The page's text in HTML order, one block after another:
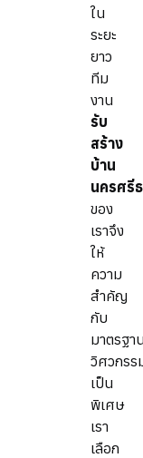
ใน
ระยะ
ยาว
ทีม
งาน
รับ
สร้าง
บ้าน
นครศรี
ของ
เราจึง
ให้
ความ
สำคัญ
กับ
มาตรฐา
วิศวกรร
เป็น
พิเศษ
เรา
เลือก